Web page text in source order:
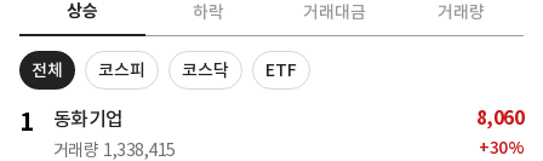
상승 하락 거래대금 거래량
전체 코스피 코스닥 ETF
1 동화기업
거래량 1,338,415
8,060
+30%